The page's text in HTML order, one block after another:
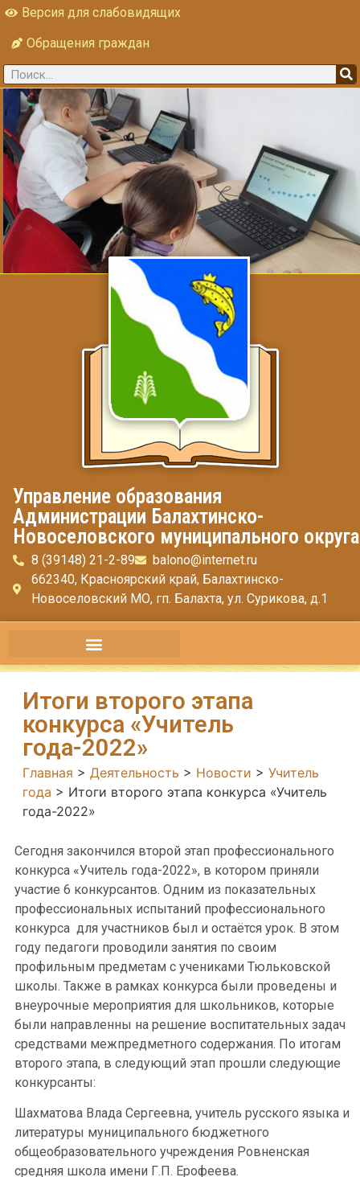
Версия для слабовидящих
Обращения граждан
Управление образования
Администрации Балахтинско-
Новоселовского муниципального округа
8 (39148) 21-2-89
balono@internet.ru
662340, Красноярский край, Балахтинско-
Новоселовский МО, гп. Балахта, ул. Сурикова, д.1
Итоги второго этапа
конкурса «Учитель
года-2022»
Главная > Деятельность > Новости > Учитель
года > Итоги второго этапа конкурса «Учитель
года-2022»
Сегодня закончился второй этап профессионального
конкурса «Учитель года-2022», в котором приняли
участие 6 конкурсантов. Одним из показательных
профессиональных испытаний профессионального
конкурса для участников был и остаётся урок. В этом
году педагоги проводили занятия по своим
профильным предметам с учениками Тюльковской
школы. Также в рамках конкурса были проведены и
внеурочные мероприятия для школьников, которые
были направленны на решение воспитательных задач
средствами межпредметного содержания. По итогам
второго этапа, в следующий этап прошли следующие
конкурсанты:
Шахматова Влада Сергеевна, учитель русского языка и
литературы муниципального бюджетного
общеобразовательного учреждения Ровненская
средняя школа имени Г.П. Ерофеева.